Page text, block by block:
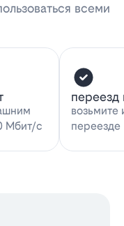
всеми
Мбит/с
переезд
возьмите
переезде